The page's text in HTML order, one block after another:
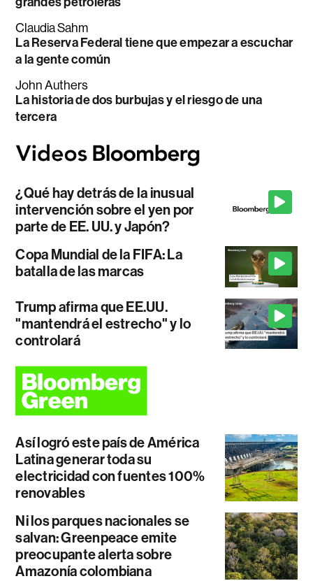
Claudia Sahm
La Reserva Federal tiene que empezar a escuchar
a la gente común
John Authers
La historia de dos burbujas y el riesgo de una
tercera
¿Qué hay detrás de la inusual
intervención sobre el yen por
parte de EE. UU. y Japón?
Copa Mundial de la FIFA: La
batalla de las marcas
Trump afirma que EE.UU.
"mantendrá el estrecho" y lo
controlará
Así logró este país de América
Latina generar toda su
electricidad con fuentes 100%
renovables
Ni los parques nacionales se
salvan: Greenpeace emite
preocupante alerta sobre
Amazonía colombiana